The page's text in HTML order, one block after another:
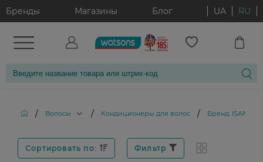
Бренды Магазины Блог UA RU
/ Волосы / Кондиционеры для волос / Бренд: ISANA
Сортировать по: Фильтр